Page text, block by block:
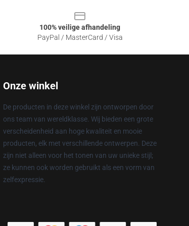
100% veilige afhandeling
PayPal / MasterCard / Visa
Onze winkel
De producten in deze winkel zijn ontworpen door
ons team van wereldklasse. Wij bieden een grote
verscheidenheid aan hoge kwaliteit en mooie
producten, elk met verschillende ontwerpen. Deze
zijn niet alleen voor het tonen van uw unieke stijl;
ze kunnen ook worden gebruikt als een vorm van
zelfexpressie.